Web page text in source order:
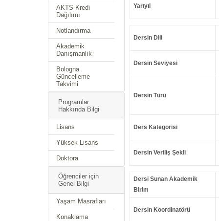
AKTS Kredi
Dağılımı
Notlandırma
Akademik
Danışmanlık
Bologna
Güncelleme
Takvimi
Programlar
Hakkında Bilgi
Lisans
Yüksek Lisans
Doktora
Öğrenciler için
Genel Bilgi
Yaşam Masrafları
Konaklama
Yarıyıl
Dersin Dili
Dersin Seviyesi
Dersin Türü
Ders Kategorisi
Dersin Veriliş Şekli
Dersi Sunan Akademik
Birim
Dersin Koordinatörü